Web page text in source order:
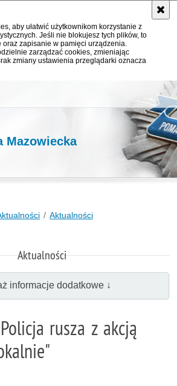
aby ułatwić użytkownikom korzystanie z
Jeśli nie blokujesz tych plików, to
oraz zapisanie w pamięci urządzenia.
zarządzać cookies, zmieniając
zmiany ustawienia przeglądarki oznacza
Mazowiecka
Aktualności
Aktualności
informacje dodatkowe ↓
rusza z akcją